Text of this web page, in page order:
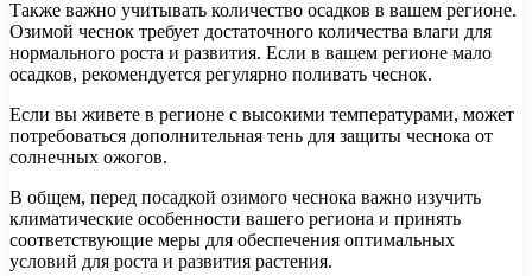
Также важно учитывать количество осадков в вашем регионе.
Озимой чеснок требует достаточного количества влаги для
нормального роста и развития. Если в вашем регионе мало
осадков, рекомендуется регулярно поливать чеснок.
Если вы живете в регионе с высокими температурами, может
потребоваться дополнительная тень для защиты чеснока от
солнечных ожогов.
В общем, перед посадкой озимого чеснока важно изучить
климатические особенности вашего региона и принять
соответствующие меры для обеспечения оптимальных
условий для роста и развития растения.